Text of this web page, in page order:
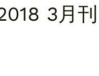
3月刊